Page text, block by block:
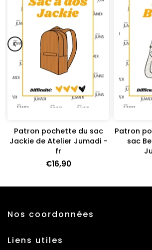
Patron pochette du sac
Jackie de Atelier Jumadi -
fr
€16,90
Patron
sac
Nos coordonnées
Liens utiles